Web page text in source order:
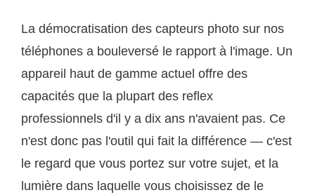
La démocratisation des capteurs photo sur nos
téléphones a bouleversé le rapport à l'image. Un
appareil haut de gamme actuel offre des
capacités que la plupart des reflex
professionnels d'il y a dix ans n'avaient pas. Ce
n'est donc pas l'outil qui fait la différence — c'est
le regard que vous portez sur votre sujet, et la
lumière dans laquelle vous choisissez de le